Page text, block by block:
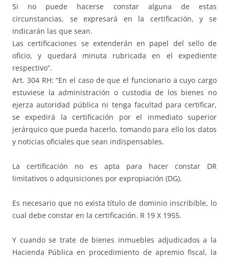
Si no puede hacerse constar alguna de estas
circunstancias, se expresará en la certificación, y se
indicarán las que sean.
Las certificaciones se extenderán en papel del sello de
oficio, y quedará minuta rubricada en el expediente
respectivo”.
Art. 304 RH: “En el caso de que el funcionario a cuyo cargo
estuviese la administración o custodia de los bienes no
ejerza autoridad pública ni tenga facultad para certificar,
se expedirá la certificación por el inmediato superior
jerárquico que pueda hacerlo, tomando para ello los datos
y noticias oficiales que sean indispensables.
La certificación no es apta para hacer constar DR
limitativos o adquisiciones por expropiación (DG).
Es necesario que no exista título de dominio inscribible, lo
cual debe constar en la certificación. R 19 X 1955.
Y cuando se trate de bienes inmuebles adjudicados a la
Hacienda Pública en procedimiento de apremio fiscal, la